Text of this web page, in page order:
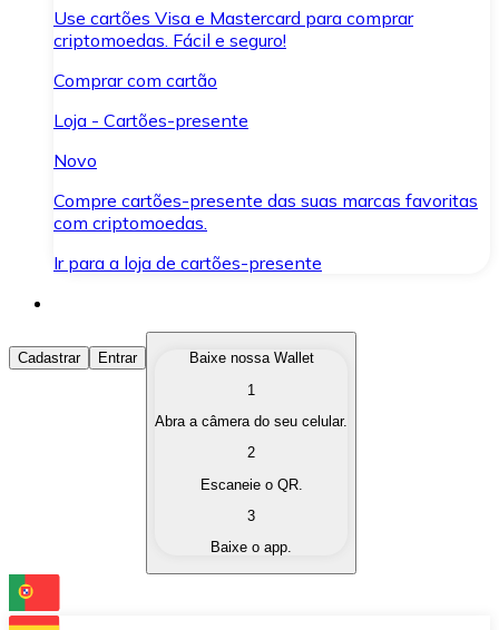
Use cartões Visa e Mastercard para comprar
criptomoedas. Fácil e seguro!
Comprar com cartão
Loja - Cartões-presente
Novo
Compre cartões-presente das suas marcas favoritas
com criptomoedas.
Ir para a loja de cartões-presente
Comprar Criptomoedas
Compre as criptomoedas de seu interesse de forma
Converta suas criptomoedas em moeda fiduciária
Troque uma criptomoeda por outra
Cadastrar Entrar
Baixe nossa Wallet
1
Abra a câmera do seu celular.
2
Escaneie o QR.
3
Baixe o app.